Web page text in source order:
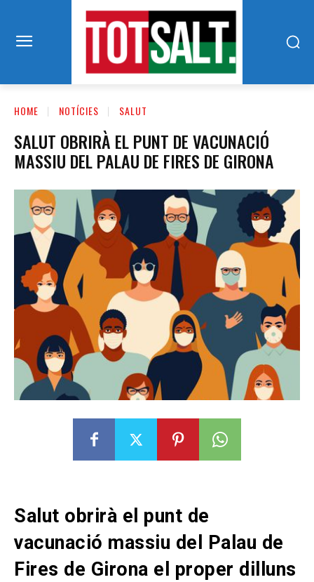
HOME NOTÍCIES SALUT
SALUT OBRIRÀ EL PUNT DE VACUNACIÓ
MASSIU DEL PALAU DE FIRES DE GIRONA
Salut obrirà el punt de
vacunació massiu del Palau de
Fires de Girona el proper dilluns